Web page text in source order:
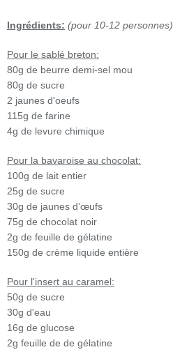
Ingrédients: (pour 10-12 personnes)
Pour le sablé breton:
80g de beurre demi-sel mou
80g de sucre
2 jaunes d'oeufs
115g de farine
4g de levure chimique
Pour la bavaroise au chocolat:
100g de lait entier
25g de sucre
30g de jaunes d’œufs
75g de chocolat noir
2g de feuille de gélatine
150g de crème liquide entière
Pour l'insert au caramel:
50g de sucre
30g d'eau
16g de glucose
2g feuille de de gélatine